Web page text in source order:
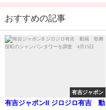
おすすめの記事
有吉ジャポン
有吉ジャポンII ジロジロ有吉 動